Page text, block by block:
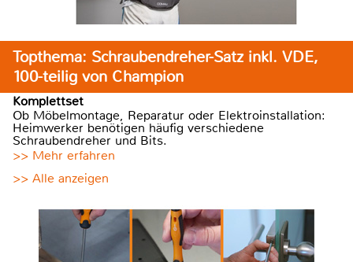
Topthema: Schraubendreher-Satz inkl. VDE,
100-teilig von Champion
Komplettset
Ob Möbelmontage, Reparatur oder Elektroinstallation:
Heimwerker benötigen häufig verschiedene
Schraubendreher und Bits.
>> Mehr erfahren
>> Alle anzeigen